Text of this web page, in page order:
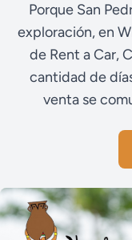
Porque San
exploración, en
de Rent a Car,
cantidad de
venta se